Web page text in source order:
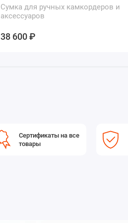
Сумка для ручных камкордеров и
аксессуаров
38 600 ₽
Сертификаты на все
товары